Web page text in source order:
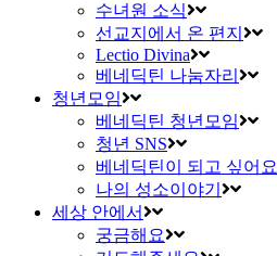
수녀원 소식
선교지에서 온 편지
Lectio Divina
베네딕틴 나눔자리
청년모임
베네딕틴 청년모임
청년 SNS
베네딕틴이 되고 싶어요
나의 성소이야기
세상 안에서
궁금해요